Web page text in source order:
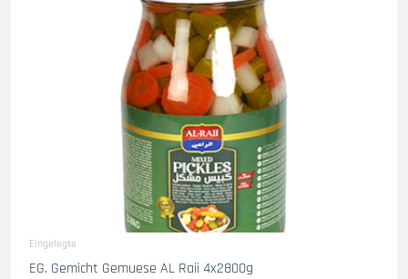
Eingelegte
EG. Gemicht Gemuese AL Raii 4x2800g